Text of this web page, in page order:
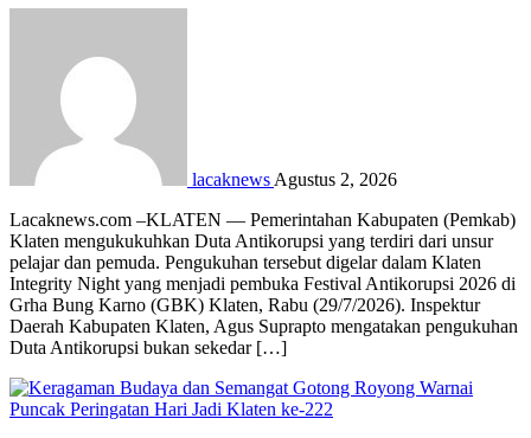
lacaknews Agustus 2, 2026
Lacaknews.com –KLATEN — Pemerintahan Kabupaten (Pemkab)
Klaten mengukukuhkan Duta Antikorupsi yang terdiri dari unsur
pelajar dan pemuda. Pengukuhan tersebut digelar dalam Klaten
Integrity Night yang menjadi pembuka Festival Antikorupsi 2026 di
Grha Bung Karno (GBK) Klaten, Rabu (29/7/2026). Inspektur
Daerah Kabupaten Klaten, Agus Suprapto mengatakan pengukuhan
Duta Antikorupsi bukan sekedar […]